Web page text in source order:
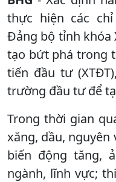
thực hiện các
Đảng bộ tỉnh khóa
tạo bứt phá trong
tiến đầu tư
trường đầu tư để
Trong thời gian
xăng, dầu, nguyên
biến động tăng,
ngành, lĩnh vực;